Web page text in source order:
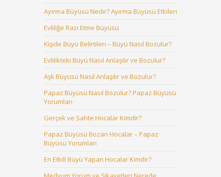
Ayırma Büyüsü Nedir? Ayırma Büyüsü Etkileri
Evliliğe Razı Etme Büyüsü
Kişide Büyü Belirtileri – Büyü Nasıl Bozulur?
Evlilikteki Büyü Nasıl Anlaşılır ve Bozulur?
Aşk Büyüsü Nasıl Anlaşılır ve Bozulur?
Papaz Büyüsü Nasıl Bozulur? Papaz Büyüsü
Yorumları
Gerçek ve Sahte Hocalar Kimdir?
Papaz Büyüsü Bozan Hocalar – Papaz
Büyüsü Yorumları
En Etkili Büyü Yapan Hocalar Kimdir?